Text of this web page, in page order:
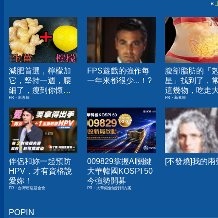
«
減肥首選，檸檬加
它，堅持一週，腰
細了，瘦到你懷疑
人生
PR・新素簡
FPS遊戲的強作每
一年來都很少...！?
腹部脂肪的「
星」找到了，
這幾物，吃走
囊，瘦出小蠻
PR・新素簡
伴侶和妳一起預防
HPV，才有資格說
愛妳！
PR・台灣癌症基金會
009829掌握AI關鍵
大華韓國KOSPI 50
今強勢開募
PR・大華銀全能行銷方案
[不發燒]我的兩
POPIN